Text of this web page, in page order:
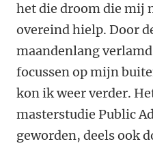
het die droom die mij
overeind hielp. Door
maandenlang
focussen op mijn
kon ik weer verder.
masterstudie Public
geworden, deels ook